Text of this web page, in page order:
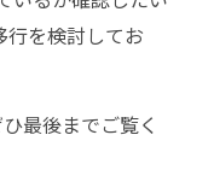
行を検討してお
最後までご覧く